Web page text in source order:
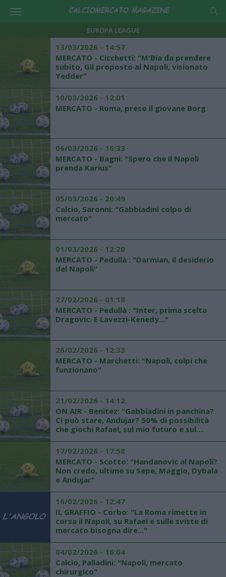
EUROPA LEAGUE
13/03/2026 - 14:57
MERCATO - Cicchetti: "M'Bia da prendere
subito, Gil proposto al Napoli, visionato
Yedder"
10/03/2026 - 12:01
MERCATO - Roma, preso il giovane Borg
06/03/2026 - 16:33
MERCATO - Bagni: "Spero che il Napoli
prenda Karius"
05/03/2026 - 20:49
Calcio, Saronni: "Gabbiadini colpo di
mercato"
01/03/2026 - 12:20
MERCATO - Pedullà : "Darmian, il desiderio
del Napoli"
27/02/2026 - 01:18
MERCATO - Pedullà : "Inter, prima scelta
Dragovic. E Lavezzi-Kenedy..."
26/02/2026 - 12:33
MERCATO - Marchetti: "Napoli, colpi che
funzionano"
21/02/2026 - 14:12
ON AIR - Benitez: "Gabbiadini in panchina?
Ci può stare, Andujar? 50% di possibilità
che giochi Rafael, sul mio futuro e sul
17/02/2026 - 17:58
MERCATO - Scotto: "Handanovic al Napoli?
Non credo, ultime su Sepe, Maggio, Dybala
e Andujar"
16/02/2026 - 12:47
IL GRAFFIO - Corbo: "La Roma rimette in
corsa il Napoli, su Rafael e sulle sviste di
mercato bisogna dire..."
04/02/2026 - 16:04
Calcio, Palladini: "Napoli, mercato
chirurgico"